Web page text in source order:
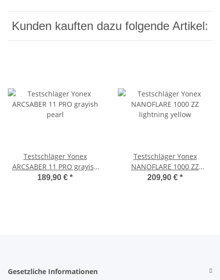
Kunden kauften dazu folgende Artikel:
Testschläger Yonex
ARCSABER 11 PRO grayish
pearl
189,90 € *
Testschläger Yonex
NANOFLARE 1000 ZZ
lightning yellow
209,90 € *
Gesetzliche Informationen